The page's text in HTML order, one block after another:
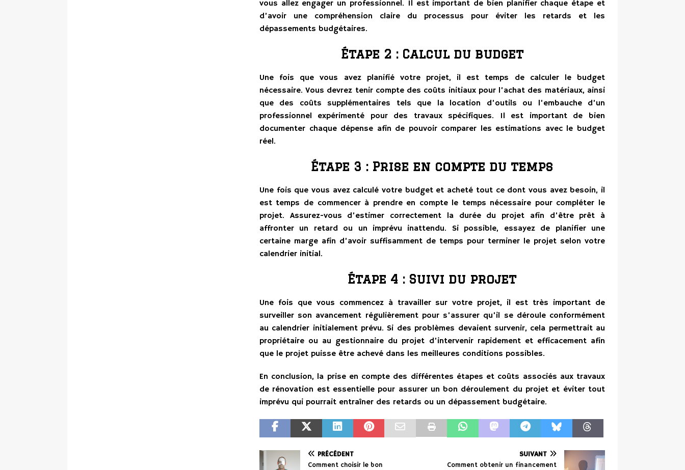
vous allez engager un professionnel. Il est important de bien planifier chaque étape et
d’avoir une compréhension claire du processus pour éviter les retards et les
dépassements budgétaires.
Étape 2 : Calcul du budget
Une fois que vous avez planifié votre projet, il est temps de calculer le budget
nécessaire. Vous devrez tenir compte des coûts initiaux pour l’achat des matériaux, ainsi
que des coûts supplémentaires tels que la location d’outils ou l’embauche d’un
professionnel expérimenté pour des travaux spécifiques. Il est important de bien
documenter chaque dépense afin de pouvoir comparer les estimations avec le budget
réel.
Étape 3 : Prise en compte du temps
Une fois que vous avez calculé votre budget et acheté tout ce dont vous avez besoin, il
est temps de commencer à prendre en compte le temps nécessaire pour compléter le
projet. Assurez-vous d’estimer correctement la durée du projet afin d’être prêt à
affronter un retard ou un imprévu inattendu. Si possible, essayez de planifier une
certaine marge afin d’avoir suffisamment de temps pour terminer le projet selon votre
calendrier initial.
Étape 4 : Suivi du projet
Une fois que vous commencez à travailler sur votre projet, il est très important de
surveiller son avancement régulièrement pour s’assurer qu’il se déroule conformément
au calendrier initialement prévu. Si des problèmes devaient survenir, cela permettrait au
propriétaire ou au gestionnaire du projet d’intervenir rapidement et efficacement afin
que le projet puisse être achevé dans les meilleures conditions possibles.
En conclusion, la prise en compte des différentes étapes et coûts associés aux travaux
de rénovation est essentielle pour assurer un bon déroulement du projet et éviter tout
imprévu qui pourrait entraîner des retards ou un dépassement budgétaire.
PRÉCÉDENT
Comment choisir le bon
SUIVANT
Comment obtenir un financement